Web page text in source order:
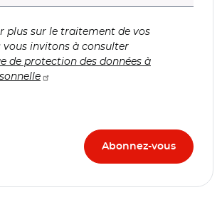
plus sur le traitement de vos
vous invitons à consulter
de protection des données à